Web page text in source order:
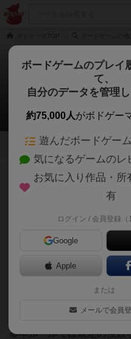
パ
盗鏡士さ
7
196名 2名 0
パンダを愛し自分（の記
となるでしょう。
何種類ものパンダがおり、
み合わせ*を揃えたら、パ
えるゲームです。*組み合
基本ルールでは規定の点数
ボードゲームのプレイ
て、
自分のデータを管理
約75,000人がボドゲー
遊んだボードゲー
気になるゲームのレ
お気に入り作品・所
有
ログイン / 会員登録（
Google
Apple
または
メールで会員